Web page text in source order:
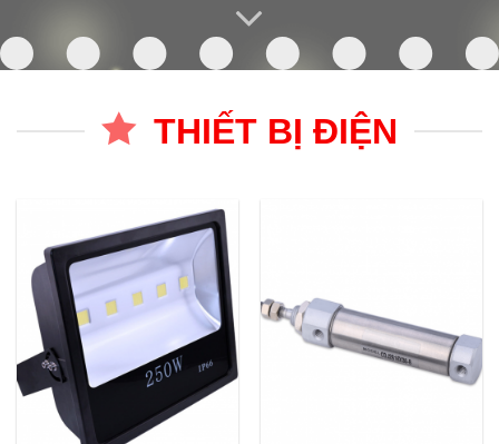
THIẾT BỊ ĐIỆN